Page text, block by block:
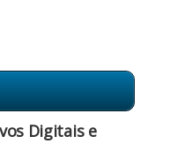
Digitais e